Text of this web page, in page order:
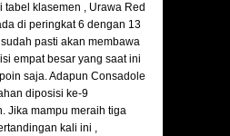
tabel klasemen , Urawa Red
di peringkat 6 dengan 13
pasti akan membawa
empat besar yang saat ini
saja. Adapun Consadole
diposisi ke-9
Jika mampu meraih tiga
kali ini ,